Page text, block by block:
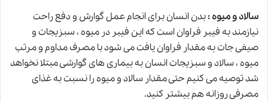
سالاد و میوه :بدن انسان برای انجام عمل گوارش و دفع راحت
نیازمند به فیبر فراوان است که این فیبر در میوه ، سبزیجات و
صیفی جات به مقدار فراوان یافت می شود با مصرف مداوم و مرتب
میوه ، سالاد و سبزیجات انسان به بیماری های گوارشی مبتلا نخواهد
شد توصیه می کنیم حتی مقدار سالاد و میوه را نسبت به غذای
مصرفی روزانه هم بیشتر کنید.